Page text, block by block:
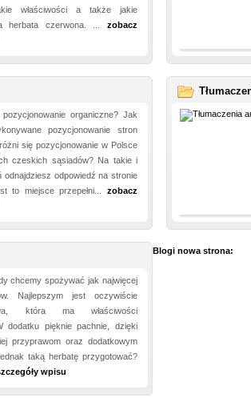
właściwości a także jakie
herbata czerwona. ... zobacz
organiczne? Jak
pozycjonowanie stron
się pozycjonowanie w Polsce
czeskich sąsiadów? Na takie i
odnajdziesz odpowiedź na stronie
to miejsce przepełni... zobacz
chcemy spożywać jak najwięcej
Najlepszym jest oczywiście
która ma właściwości
dodatku pięknie pachnie, dzięki
przyprawom oraz dodatkowym
taką herbatę przygotować?
wpisu
Blogi nowa strona: